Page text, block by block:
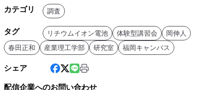
カテゴリ 調査
タグ リチウムイオン電池 体験型講習会
岡伸人
春田正和
産業理工学部 研究室 福岡キャンパス
シェア
配信企業へのお問い合わせ